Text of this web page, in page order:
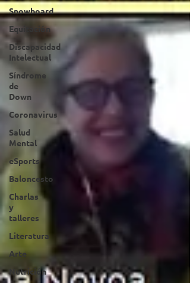
Snowboard
Equitación
Discapacidad
Intelectual
Síndrome
de
Down
Coronavirus
Salud
Mental
eSports
Baloncesto
Charlas
y
talleres
Literatura
Arte
Nutrición